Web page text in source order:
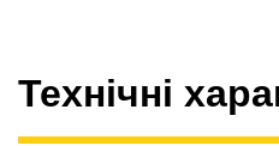
Технічні